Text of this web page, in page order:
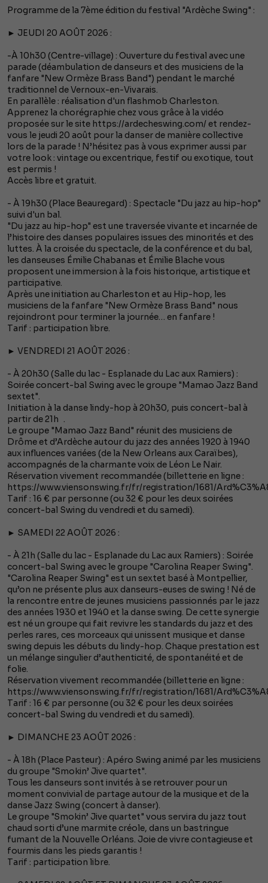
Programme de la 7ème édition du festival "Ardèche Swing" :
► JEUDI 20 AOÛT 2026 :
-À 10h30 (Centre-village) : Ouverture du festival avec une
parade (déambulation de danseurs et des musiciens de la
fanfare "New Ormèze Brass Band") pendant le marché
traditionnel de Vernoux-en-Vivarais.
En parallèle : réalisation d'un flashmob Charleston.
Apprenez la chorégraphie chez vous grâce à la vidéo
proposée sur le site https://ardecheswing.com/ et rendez-
vous le jeudi 20 août pour la danser de manière collective
lors de la parade ! N’hésitez pas à vous exprimer aussi par
votre look : vintage ou excentrique, festif ou exotique, tout
est permis !
Accès libre et gratuit.
- À 19h30 (Place Beauregard) : Spectacle "Du jazz au hip-hop"
suivi d'un bal.
"Du jazz au hip-hop" est une traversée vivante et incarnée de
l’histoire des danses populaires issues des minorités et des
luttes. À la croisée du spectacle, de la conférence et du bal,
les danseuses Émilie Chabanas et Émilie Blache vous
proposent une immersion à la fois historique, artistique et
participative.
Après une initiation au Charleston et au Hip-hop, les
musiciens de la fanfare "New Ormèze Brass Band" nous
rejoindront pour terminer la journée… en fanfare !
Tarif : participation libre.
► VENDREDI 21 AOÛT 2026 :
- À 20h30 (Salle du lac - Esplanade du Lac aux Ramiers) :
Soirée concert-bal Swing avec le groupe "Mamao Jazz Band
sextet".
Initiation à la danse lindy-hop à 20h30, puis concert-bal à
partir de 21h .
Le groupe "Mamao Jazz Band" réunit des musiciens de
Drôme et d’Ardèche autour du jazz des années 1920 à 1940
aux influences variées (de la New Orleans aux Caraïbes),
accompagnés de la charmante voix de Léon Le Nair.
Réservation vivement recommandée (billetterie en ligne :
https://www.viensonswing.fr/fr/registration/1681/
Tarif : 16 € par personne (ou 32 € pour les deux soirées
concert-bal Swing du vendredi et du samedi).
► SAMEDI 22 AOÛT 2026 :
- À 21h (Salle du lac - Esplanade du Lac aux Ramiers) : Soirée
concert-bal Swing avec le groupe "Carolina Reaper Swing".
"Carolina Reaper Swing" est un sextet basé à Montpellier,
qu’on ne présente plus aux danseurs-euses de swing ! Né de
la rencontre entre de jeunes musiciens passionnés par le jazz
des années 1930 et 1940 et la danse swing. De cette synergie
est né un groupe qui fait revivre les standards du jazz et des
perles rares, ces morceaux qui unissent musique et danse
swing depuis les débuts du lindy-hop. Chaque prestation est
un mélange singulier d’authenticité, de spontanéité et de
folie.
Réservation vivement recommandée (billetterie en ligne :
https://www.viensonswing.fr/fr/registration/1681/
Tarif : 16 € par personne (ou 32 € pour les deux soirées
concert-bal Swing du vendredi et du samedi).
► DIMANCHE 23 AOÛT 2026 :
- À 18h (Place Pasteur) : Apéro Swing animé par les musiciens
du groupe "Smokin’ Jive quartet".
Tous les danseurs sont invités à se retrouver pour un
moment convivial de partage autour de la musique et de la
danse Jazz Swing (concert à danser).
Le groupe "Smokin’ Jive quartet" vous servira du jazz tout
chaud sorti d’une marmite créole, dans un bastringue
fumant de la Nouvelle Orléans. Joie de vivre contagieuse et
fourmis dans les pieds garantis !
Tarif : participation libre.